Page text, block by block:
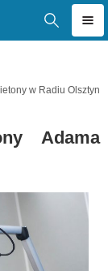
w Radiu Olsztyn
Adama